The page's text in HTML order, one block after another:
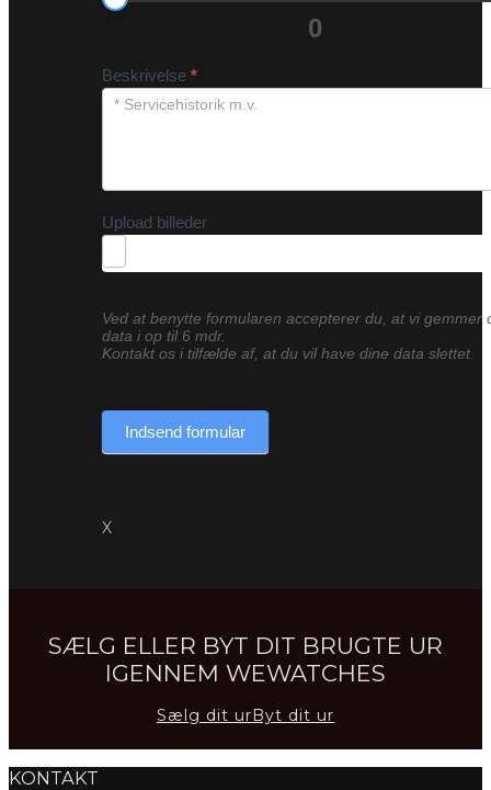
0
Beskrivelse *
Upload billeder
Ved at benytte formularen accepterer du, at vi gemmer
data i op til 6 mdr.
Kontakt os i tilfælde af, at du vil have dine data slettet.
Indsend formular
X
SÆLG ELLER BYT DIT BRUGTE UR
IGENNEM WEWATCHES
Sælg dit urByt dit ur
KONTAKT